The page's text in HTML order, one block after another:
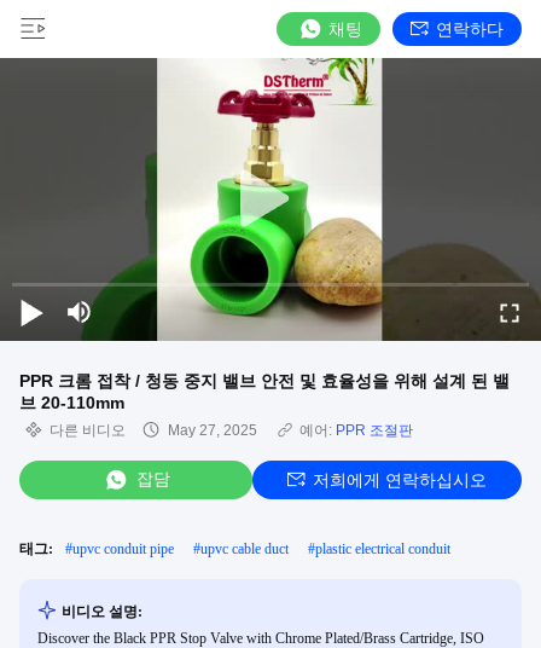
채팅 연락하다
PPR 크롬 접착 / 청동 중지 밸브 안전 및 효율성을 위해 설계 된 밸
브 20-110mm
다른 비디오 May 27, 2025 예어: PPR 조절판
잡담 저희에게 연락하십시오
태그: #upvc conduit pipe #upvc cable duct #plastic electrical conduit
비디오 설명:
Discover the Black PPR Stop Valve with Chrome Plated/Brass Cartridge, ISO